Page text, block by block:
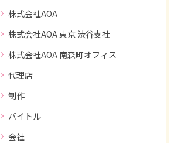
株式会社AOA
株式会社AOA 東京 渋谷支社
株式会社AOA 南森町オフィス
代理店
制作
バイトル
会社